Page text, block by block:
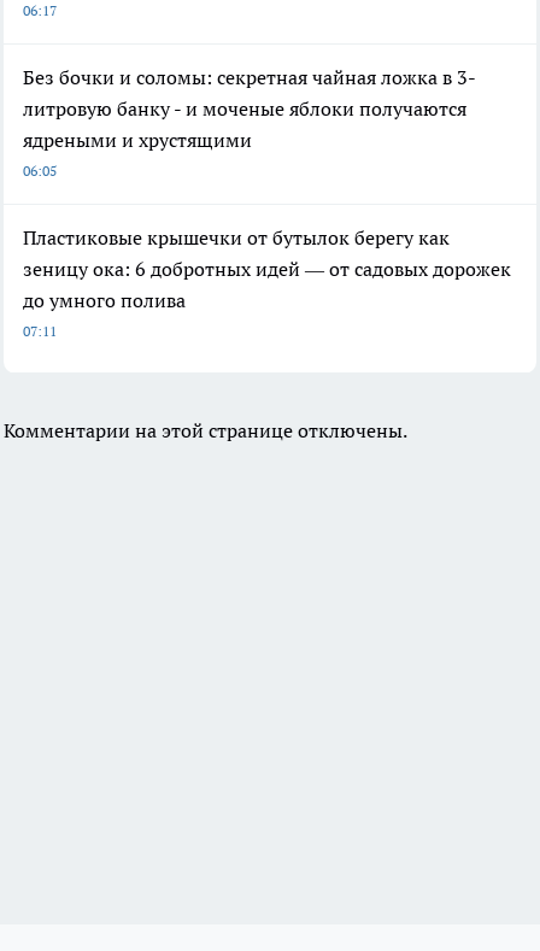
06:17
Без бочки и соломы: секретная чайная ложка в 3-
литровую банку - и моченые яблоки получаются
ядреными и хрустящими
06:05
Пластиковые крышечки от бутылок берегу как
зеницу ока: 6 добротных идей — от садовых дорожек
до умного полива
07:11
Комментарии на этой странице отключены.